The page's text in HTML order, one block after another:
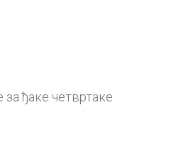
ђаке четвртаке